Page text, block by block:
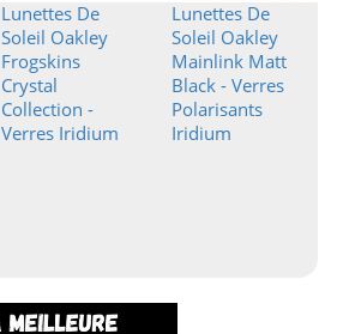
Lunettes De
Soleil Oakley
Frogskins
Crystal
Collection -
Verres Iridium
Lunettes De
Soleil Oakley
Mainlink Matt
Black - Verres
Polarisants
Iridium